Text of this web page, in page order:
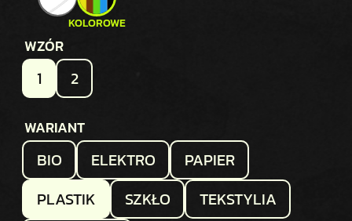
WZÓR
1 2
WARIANT
BIO ELEKTRO
PAPIER
PLASTIK
SZKŁO
TEKSTYLIA